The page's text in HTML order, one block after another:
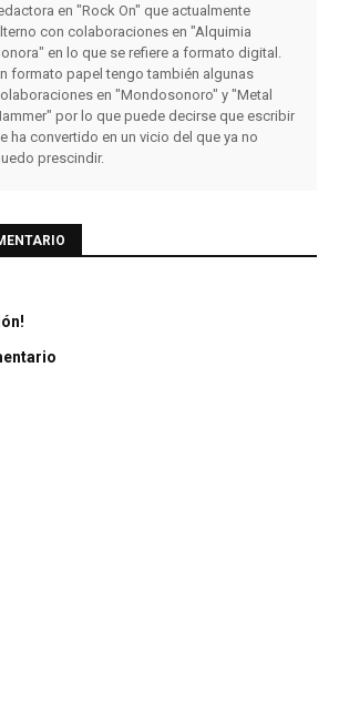
en "Rock On" que actualmente
con colaboraciones en "Alquimia
en lo que se refiere a formato digital.
formato papel tengo también algunas
en "Mondosonoro" y "Metal
por lo que puede decirse que escribir
ha convertido en un vicio del que ya no
prescindir.